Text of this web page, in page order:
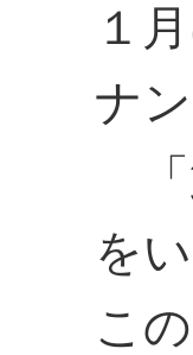
１
ナン
「
を
こ